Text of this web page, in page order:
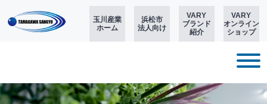
玉川産業
ホーム
浜松市
法人向け
VARY
ブランド
紹介
VARY
オンライン
ショップ